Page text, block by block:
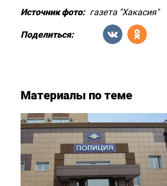
Источник фото: газета "Хакасия"
Поделиться:
Материалы по теме